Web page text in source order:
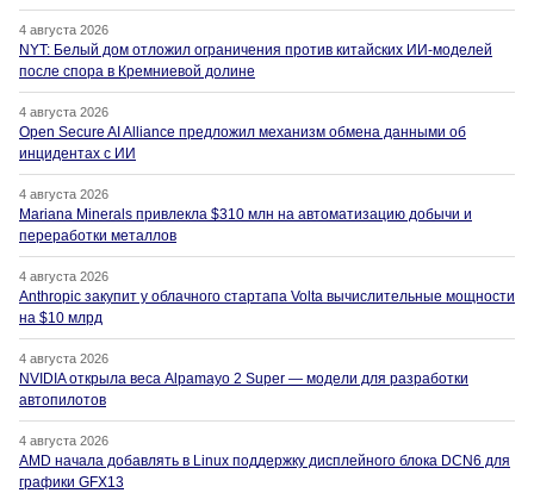
4 августа 2026
NYT: Белый дом отложил ограничения против китайских ИИ-моделей
после спора в Кремниевой долине
4 августа 2026
Open Secure AI Alliance предложил механизм обмена данными об
инцидентах с ИИ
4 августа 2026
Mariana Minerals привлекла $310 млн на автоматизацию добычи и
переработки металлов
4 августа 2026
Anthropic закупит у облачного стартапа Volta вычислительные мощности
на $10 млрд
4 августа 2026
NVIDIA открыла веса Alpamayo 2 Super — модели для разработки
автопилотов
4 августа 2026
AMD начала добавлять в Linux поддержку дисплейного блока DCN6 для
графики GFX13